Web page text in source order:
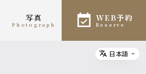
写真
photograph
WEB予約
reserve
Select
日本語